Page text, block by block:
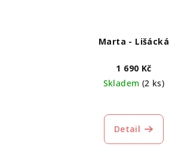
Marta - Lišácká
1 690 Kč
Skladem (2 ks)
Detail